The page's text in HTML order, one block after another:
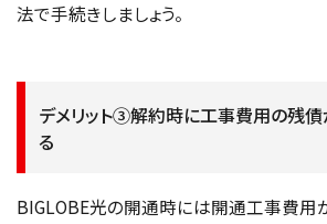
法で手続きしましょう。
デメリット③解約時に工事費用の残
る
BIGLOBE光の開通時には開通工事費用